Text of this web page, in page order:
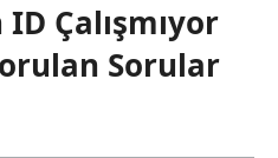
Çalışmıyor
Sorular